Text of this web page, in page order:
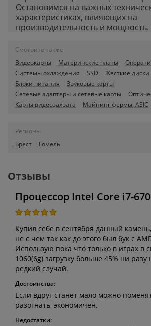
Остановимся на важных
характеристиках, влияющих на
производительность и мощность.
Смотрите также
Видеокарты
Материнские платы
Системы охлаждения
SSD Жесткие диски
Блоки питания
Звуковые карты
Сетевые адаптеры и сетевые карты
Карты видеозахвата
Майнинг фермы, ASIC
Регионы
Брест
Гомель
Отзывы
Процессор Intel Core i7-
Купил себе в сентября данный
не с чем так как до этого был бук с
Использую пока что только в играх в
1060(6g) загрузку больше 45% ни разу
редкий случай.
Достоинства:
Если вдруг станет мало можно
разогнать, экономичен.
Недостатки: